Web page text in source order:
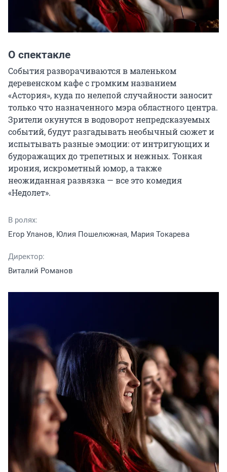
О спектакле
События разворачиваются в маленьком
деревенском кафе с громким названием
«Астория», куда по нелепой случайности заносит
только что назначенного мэра областного центра.
Зрители окунутся в водоворот непредсказуемых
событий, будут разгадывать необычный сюжет и
испытывать разные эмоции: от интригующих и
будоражащих до трепетных и нежных. Тонкая
ирония, искрометный юмор, а также
неожиданная развязка — все это комедия
«Недолет».
В ролях:
Егор Уланов, Юлия Пошелюжная, Мария Токарева
Директор:
Виталий Романов